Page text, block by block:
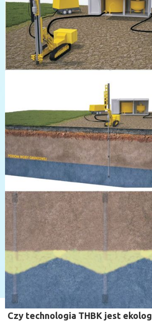
Czy technologia THBK jest